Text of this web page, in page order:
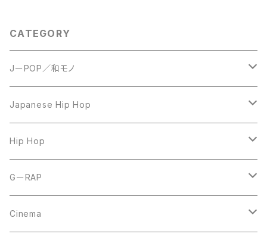
CATEGORY
JーPOP／和モノ
LP
7inch
CD
12inch
Japanese Hip Hop
12inch
LP
Hip Hop
LP
12inch
GーRAP
12inch
Cinema